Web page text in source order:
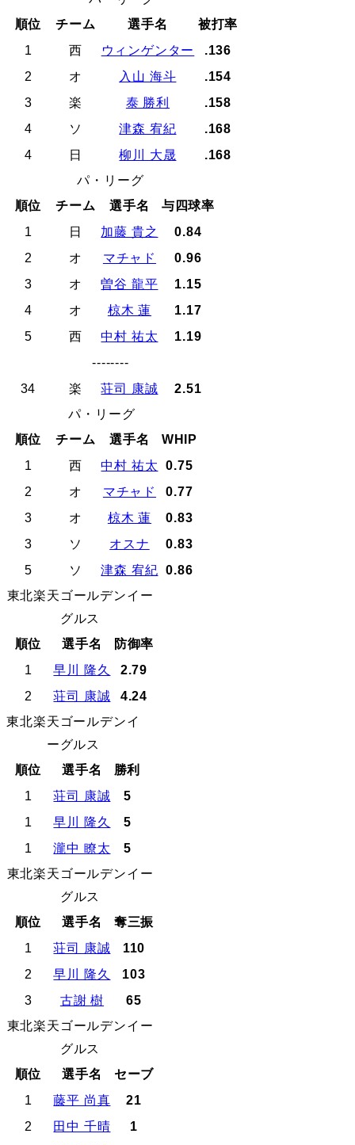
順位
チーム 選手名
被打率
1
西 ウィンゲンター
.136
2
オ 入山 海斗
.154
3
楽 泰 勝利
.158
4
ソ 津森 宥紀
.168
4
日 柳川 大晟
.168
パ・リーグ
順位
チーム 選手名
与四球率
1
日 加藤 貴之
0.84
2
オ マチャド
0.96
3
オ 曽谷 龍平
1.15
4
オ 椋木 蓮
1.17
5
西 中村 祐太
1.19
--------
34
楽 荘司 康誠
2.51
パ・リーグ
順位
チーム 選手名
WHIP
1
西 中村 祐太
0.75
2
オ マチャド
0.77
3
オ 椋木 蓮
0.83
3
ソ オスナ
0.83
5
ソ 津森 宥紀
0.86
東北楽天ゴールデンイー
グルス
順位
選手名
防御率
1
早川 隆久
2.79
2
荘司 康誠
4.24
東北楽天ゴールデンイ
ーグルス
順位
選手名
勝利
1
荘司 康誠
5
1
早川 隆久
5
1
瀧中 瞭太
5
東北楽天ゴールデンイー
グルス
順位
選手名
奪三振
1
荘司 康誠
110
2
早川 隆久
103
3
古謝 樹
65
東北楽天ゴールデンイー
グルス
順位
選手名
セーブ
1
藤平 尚真
21
2
田中 千晴
1